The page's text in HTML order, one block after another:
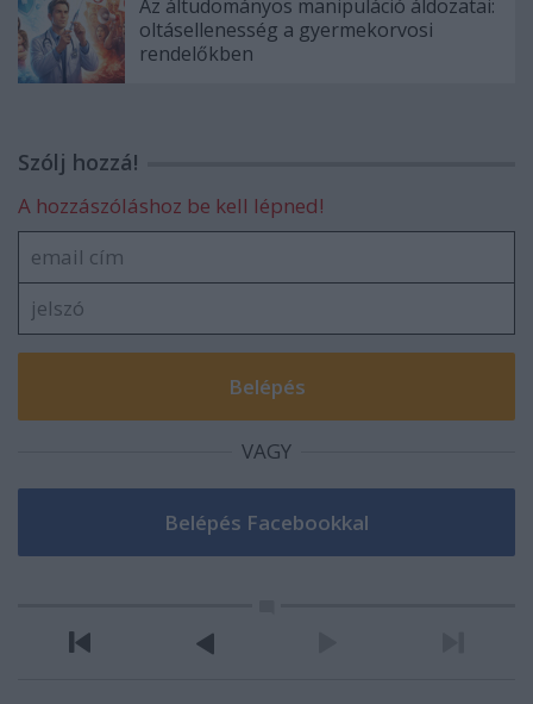
Az áltudományos manipuláció áldozatai:
oltásellenesség a gyermekorvosi
rendelőkben
Szólj hozzá!
A hozzászóláshoz be kell lépned!
VAGY